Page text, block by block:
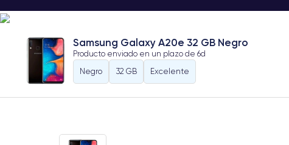
iPhone 11 Pro
Samsung Galaxy A20e 32 GB Negro
Producto enviado en un plazo de 6d
Negro
32 GB Excelente